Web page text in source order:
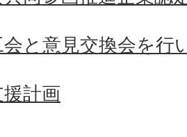
会と意見交換会を行
計画